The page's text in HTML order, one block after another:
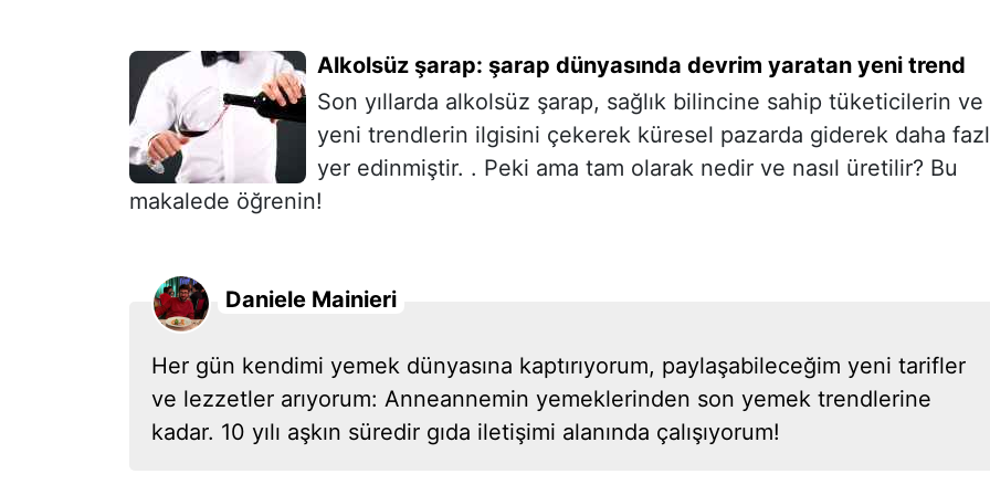
Alkolsüz şarap: şarap dünyasında devrim yaratan yeni trend
Son yıllarda alkolsüz şarap, sağlık bilincine sahip tüketicilerin ve
yeni trendlerin ilgisini çekerek küresel pazarda giderek daha
yer edinmiştir. . Peki ama tam olarak nedir ve nasıl üretilir? Bu
makalede öğrenin!
Daniele Mainieri
Her gün kendimi yemek dünyasına kaptırıyorum, paylaşabileceğim yeni tarifler
ve lezzetler arıyorum: Anneannemin yemeklerinden son yemek trendlerine
kadar. 10 yılı aşkın süredir gıda iletişimi alanında çalışıyorum!